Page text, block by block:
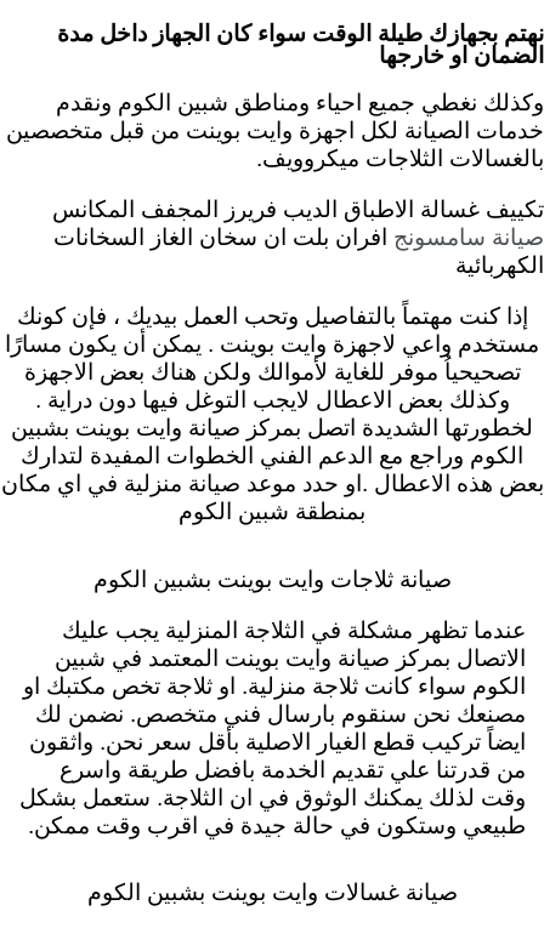
نهتم بجهازك طيلة الوقت سواء كان الجهاز داخل مدة
الضمان او خارجها
وكذلك نغطي جميع احياء ومناطق شبين الكوم ونقدم
خدمات الصيانة لكل اجهزة وايت بوينت من قبل متخصصين
بالغسالات الثلاجات ميكروويف.
تكييف غسالة الاطباق الديب فريرز المجفف المكانس
صيانة سامسونج
افران بلت ان سخان الغاز السخانات
الكهربائية
إذا كنت مهتماً بالتفاصيل وتحب العمل بيديك ، فإن كونك
مستخدم واعي لاجهزة وايت بوينت . يمكن أن يكون مسارًا
تصحيحياُ موفر للغاية لأموالك ولكن هناك بعض الاجهزة
وكذلك بعض الاعطال لايجب التوغل فيها دون دراية .
لخطورتها الشديدة اتصل بمركز صيانة وايت بوينت بشبين
الكوم وراجع مع الدعم الفني الخطوات المفيدة لتدارك
بعض هذه الاعطال .او حدد موعد صيانة منزلية في اي مكان
بمنطقة شبين الكوم
صيانة ثلاجات وايت بوينت بشبين الكوم
عندما تظهر مشكلة في الثلاجة المنزلية يجب عليك
الاتصال بمركز صيانة وايت بوينت المعتمد في شبين
الكوم سواء كانت ثلاجة منزلية. او ثلاجة تخص مكتبك او
مصنعك نحن سنقوم بارسال فني متخصص. نضمن لك
ايضاً تركيب قطع الغيار الاصلية بأقل سعر نحن. واثقون
من قدرتنا علي تقديم الخدمة بافضل طريقة واسرع
وقت لذلك يمكنك الوثوق في ان الثلاجة. ستعمل بشكل
طبيعي وستكون في حالة جيدة في اقرب وقت ممكن.
صيانة غسالات وايت بوينت بشبين الكوم